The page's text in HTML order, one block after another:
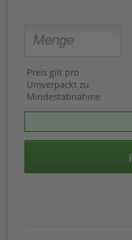
Preis gilt pro
Umverpackt zu
Mindestabnahme